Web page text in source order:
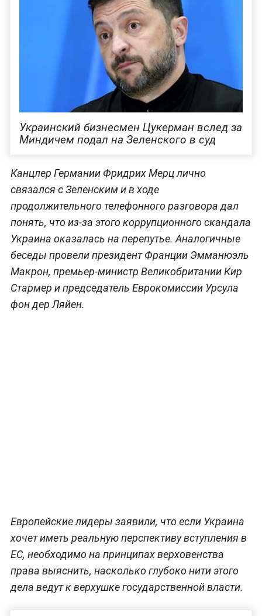
Украинский бизнесмен Цукерман вслед за
Миндичем подал на Зеленского в суд
Канцлер Германии Фридрих Мерц лично
связался с Зеленским и в ходе
продолжительного телефонного разговора дал
понять, что из-за этого коррупционного скандала
Украина оказалась на перепутье. Аналогичные
беседы провели президент Франции Эмманюэль
Макрон, премьер-министр Великобритании Кир
Стармер и председатель Еврокомиссии Урсула
фон дер Ляйен.
Европейские лидеры заявили, что если Украина
хочет иметь реальную перспективу вступления в
ЕС, необходимо на принципах верховенства
права выяснить, насколько глубоко нити этого
дела ведут к верхушке государственной власти.